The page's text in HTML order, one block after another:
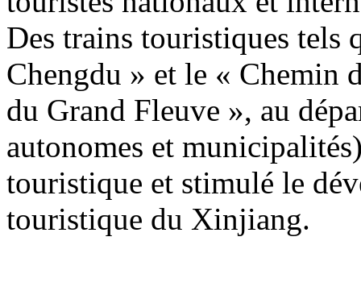
Des trains touristiques tels
Chengdu » et le « Chemin
du Grand Fleuve », au
autonomes et
touristique et stimulé le
touristique du Xinjiang.